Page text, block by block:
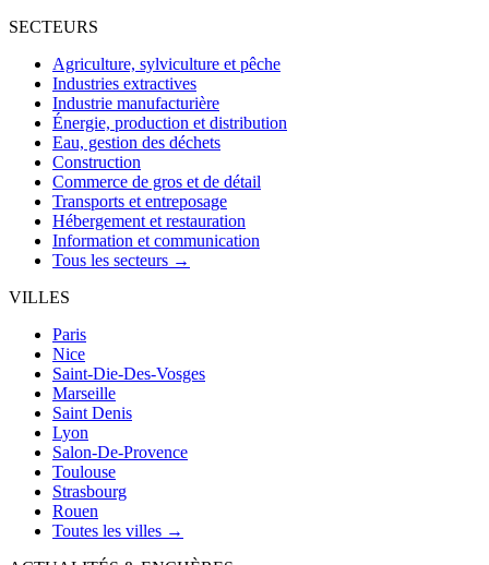
SECTEURS
Agriculture, sylviculture et pêche
Industries extractives
Industrie manufacturière
Énergie, production et distribution
Eau, gestion des déchets
Construction
Commerce de gros et de détail
Transports et entreposage
Hébergement et restauration
Information et communication
Tous les secteurs →
VILLES
Paris
Nice
Saint-Die-Des-Vosges
Marseille
Saint Denis
Lyon
Salon-De-Provence
Toulouse
Strasbourg
Rouen
Toutes les villes →